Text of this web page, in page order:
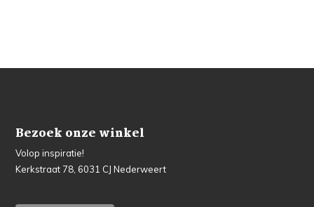
Bezoek onze winkel
Volop inspiratie!
Kerkstraat 78, 6031 CJ Nederweert